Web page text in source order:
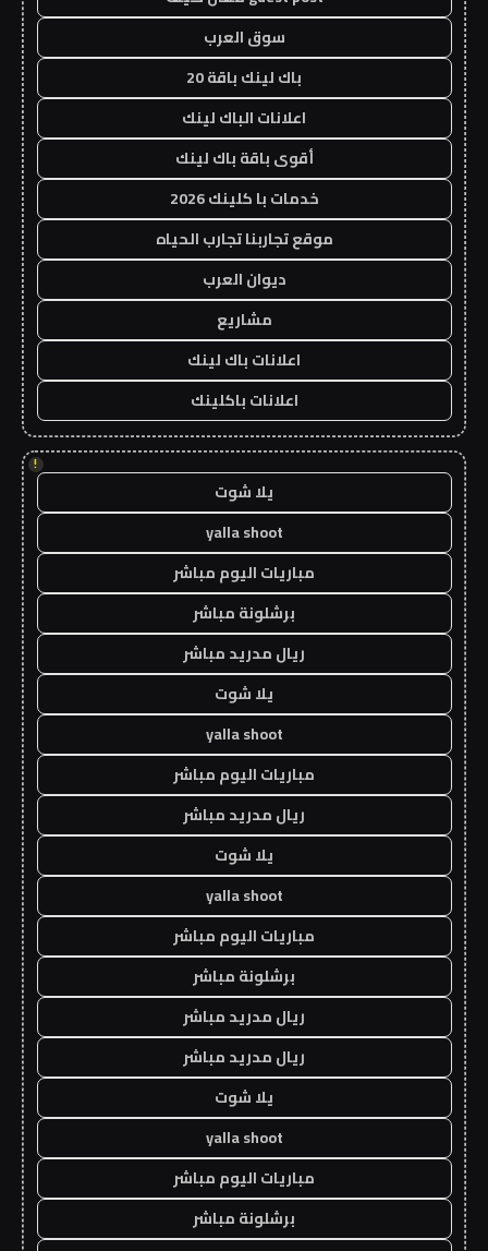
سوق العرب
باك لينك باقة 20
اعلانات الباك لينك
أقوى باقة باك لينك
خدمات با كلينك 2026
موقع تجاربنا تجارب الحياه
ديوان العرب
مشاريع
اعلانات باك لينك
اعلانات باكلينك
!
يلا شوت
yalla shoot
مباريات اليوم مباشر
برشلونة مباشر
ريال مدريد مباشر
يلا شوت
yalla shoot
مباريات اليوم مباشر
ريال مدريد مباشر
يلا شوت
yalla shoot
مباريات اليوم مباشر
برشلونة مباشر
ريال مدريد مباشر
ريال مدريد مباشر
يلا شوت
yalla shoot
مباريات اليوم مباشر
برشلونة مباشر